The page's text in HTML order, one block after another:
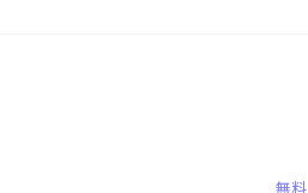
無料